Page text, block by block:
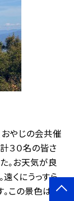
おやじの会共催
３０名の皆さ
。お天気が良
遠くにうっすら
この景色は頂